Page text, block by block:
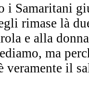
i Samaritani
rimase là
e alla
ma
veramente il